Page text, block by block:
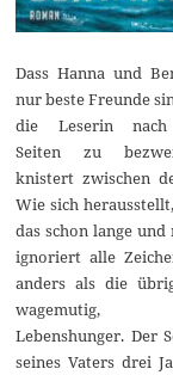
Dass Hanna und
nur beste Freunde
die Leserin nach
Seiten zu
knistert zwischen
Wie sich
das schon lange und
ignoriert alle
anders als die
Lebenshunger. Der
seines Vaters drei